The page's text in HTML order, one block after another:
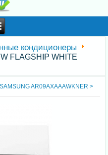
кондиционеры
FLAGSHIP WHITE
SAMSUNG AR09AXAAAWKNER >